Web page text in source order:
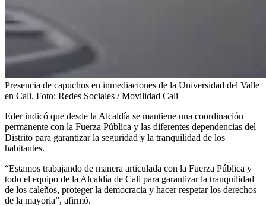
Presencia de capuchos en inmediaciones de la Universidad del Valle
en Cali. Foto: Redes Sociales / Movilidad Cali
Eder indicó que desde la Alcaldía se mantiene una coordinación
permanente con la Fuerza Pública y las diferentes dependencias del
Distrito para garantizar la seguridad y la tranquilidad de los
habitantes.
“Estamos trabajando de manera articulada con la Fuerza Pública y
todo el equipo de la Alcaldía de Cali para garantizar la tranquilidad
de los caleños, proteger la democracia y hacer respetar los derechos
de la mayoría”, afirmó.